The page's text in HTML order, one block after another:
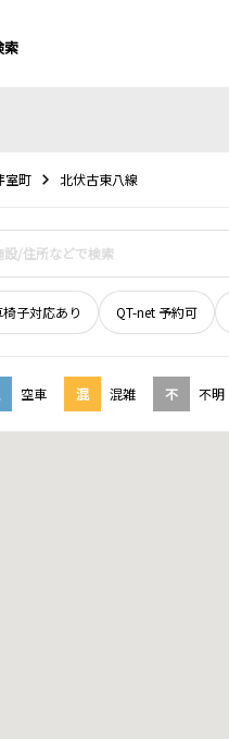
索
室町 北伏古東八線
椅子対応あり QT-net 予約可
空車 混 混雑 不 不明